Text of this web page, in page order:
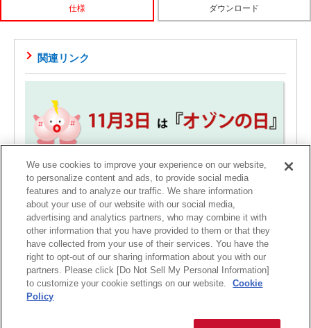
仕様 ダウンロード
関連リンク
日本医療・環境オゾン学会 監修サイト[PDF 792KB]
11月3日は「オゾンの日」
1103＝いいオゾン。11月3日は「オゾンの日」記念日です。
サイトの利用条件
We use cookies to improve your experience on our website,
to personalize content and ads, to provide social media
features and to analyze our traffic. We share information
about your use of our website with our social media,
advertising and analytics partners, who may combine it with
other information that you have provided to them or that they
have collected from your use of their services. You have the
right to opt-out of our sharing information about you with our
partners. Please click [Do Not Sell My Personal Information]
to customize your cookie settings on our website.
Cookie
Policy